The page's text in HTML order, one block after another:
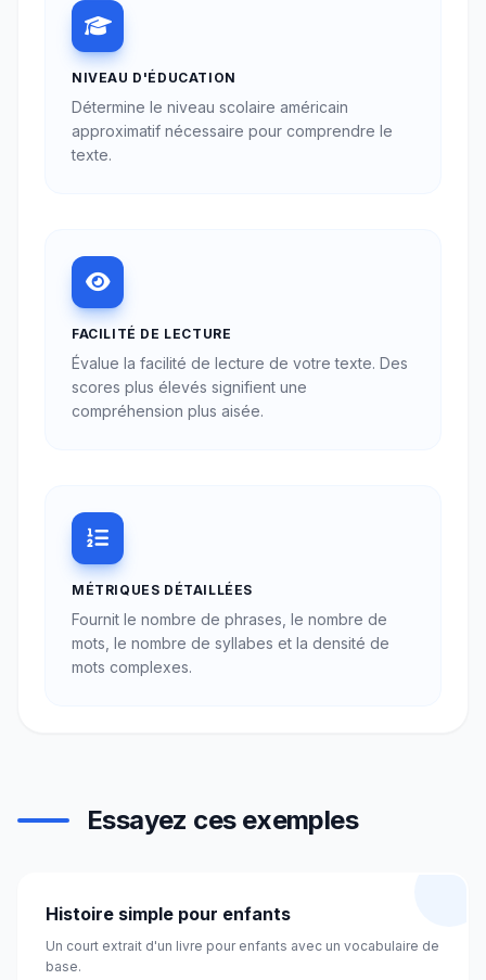
NIVEAU D'ÉDUCATION
Détermine le niveau scolaire américain
approximatif nécessaire pour comprendre le
texte.
FACILITÉ DE LECTURE
Évalue la facilité de lecture de votre texte. Des
scores plus élevés signifient une
compréhension plus aisée.
MÉTRIQUES DÉTAILLÉES
Fournit le nombre de phrases, le nombre de
mots, le nombre de syllabes et la densité de
mots complexes.
Essayez ces exemples
Histoire simple pour enfants
Un court extrait d'un livre pour enfants avec un vocabulaire de
base.